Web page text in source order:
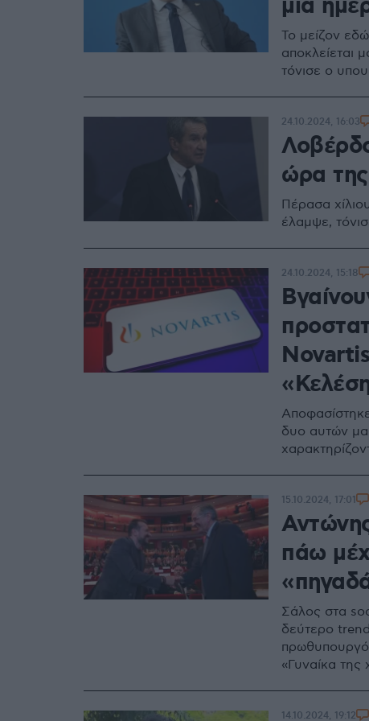
μία
Το μείζον
αποκλείεται
τόνισε ο
ώρα
Πέρασα
έλαμψε,
24.10.2024, 16:03
δυο αυτών
24.10.2024, 15:18
πάω
Σάλος στα
δεύτερο
«Γυναίκα
15.10.2024, 17:01
14.10.2024, 19:12